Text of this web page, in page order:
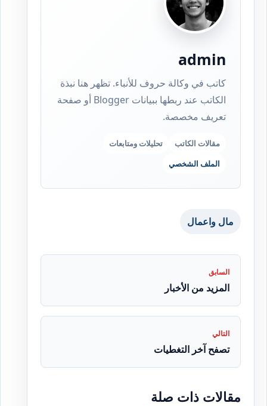
admin
كاتب في وكالة حروف للأنباء. تظهر هنا نبذة
الكاتب عند ربطها ببيانات Blogger أو صفحة
تعريف مخصصة.
مقالات الكاتب
تحليلات ومتابعات
الملف الشخصي
مال واعمال
السابق
المزيد من الأخبار
التالي
تصفح آخر التغطيات
مقالات ذات صلة